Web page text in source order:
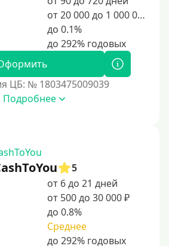
от 20 000 до 1 000 000 ₽
до 0.1%
ЦБ: № 1803475009039
Подробнее
5
от 6 до 21 дней
от 500 до 30 000 ₽
до 0.8%
Среднее